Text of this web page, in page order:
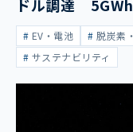
ドル調達
大EV・電池
脱炭素
サステナビリティ